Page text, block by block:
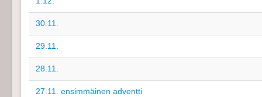
30.11.
29.11.
28.11.
27.11. ensimmäinen adventti